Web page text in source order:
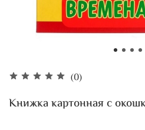
(0)
Книжка картонная с